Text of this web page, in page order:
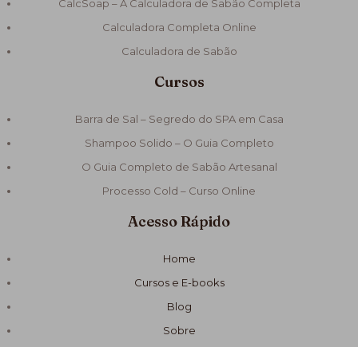
CalcSoap – A Calculadora de Sabão Completa
Calculadora Completa Online
Calculadora de Sabão
Cursos
Barra de Sal – Segredo do SPA em Casa
Shampoo Solido – O Guia Completo
O Guia Completo de Sabão Artesanal
Processo Cold – Curso Online
Acesso Rápido
Home
Cursos e E-books
Blog
Sobre